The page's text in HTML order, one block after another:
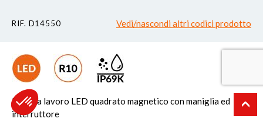
RIF. D14550 Vedi/nascondi altri codici prodotto
Faro da lavoro LED quadrato magnetico con maniglia ed
interruttore